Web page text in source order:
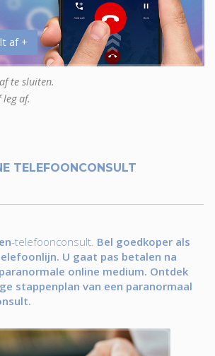
af +
te sluiten.
leg af.
TELEFOONCONSULT
-telefoonconsult. Bel goedkoper als
U gaat pas betalen na
online medium. Ontdek
stappenplan van een paranormaal